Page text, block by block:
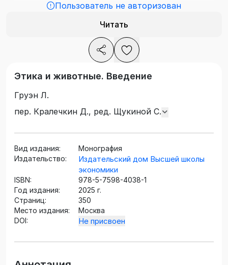
Пользователь не авторизован
Читать
Этика и животные. Введение
Груэн Л.
пер. Кралечкин Д., ред. Щукиной С.
Вид издания:
Монография
Издательство:
Издательский дом Высшей школы
экономики
ISBN:
978-5-7598-4038-1
Год издания:
2025 г.
Страниц:
350
Место издания:
Москва
DOI:
Не присвоен